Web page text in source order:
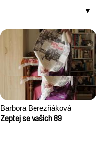
Barbora Berezňáková
Zeptej se vašich 89